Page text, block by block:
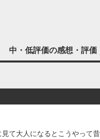
中・低評価の感想・評価
て大人になるとこうやって